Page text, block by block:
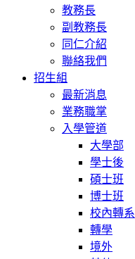
教務長
副教務長
同仁介紹
聯絡我們
招生組
最新消息
業務職掌
入學管道
大學部
學士後
碩士班
博士班
校內轉系
轉學
境外